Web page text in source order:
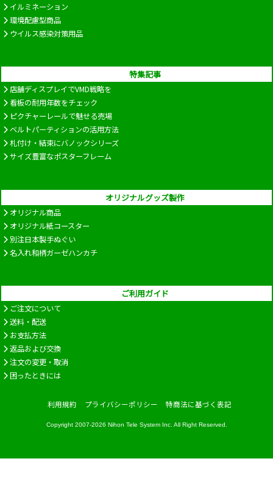
イルミネーション
環境配慮型商品
ウイルス感染対策用品
特集記事
店舗ディスプレイでVMD戦略を
看板の耐用年数をチェック
ピクチャーレールで魅せる売場
ベルトパーティションの活用方法
札付け・結束にバノックシリーズ
サイズ豊富なポスターフレーム
オリジナルグッズ製作
オリジナル商品
オリジナル紙コースター
別注日本製手ぬぐい
名入れ和柄ガーゼハンカチ
ご利用ガイド
ご注文について
送料・配送
お支払方法
返品および交換
注文の変更・取消
困ったときには
利用規約 プライバシーポリシー 特商法に基づく表記
Copyright 2007-2026 Nihon Tele System Inc. All Right Reserved.